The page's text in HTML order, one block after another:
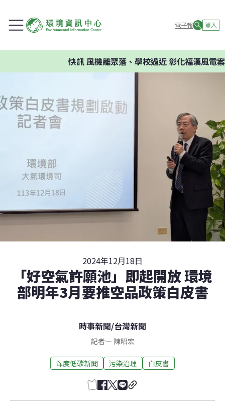
電子報 登入
風機離聚落、學校過近 彰化福漢風電案環委
2024年12月18日
「好空氣許願池」即起開放 環境
部明年3月要推空品政策白皮書
時事新聞/台灣新聞
記者— 陳昭宏
深度低碳新聞 污染治理 白皮書